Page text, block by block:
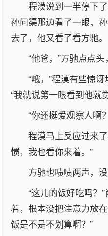
程漠说到一半停下
孙问渠那边看了一眼，
去了，他又看了看方驰。
“他爸，”方驰点点
“哦，”程漠有些惊
“我就说第一眼看到他就
“你还挺爱观察人啊
程漠马上反应过来
惯，我也看你来着。”
方驰也啧啧两声，没
“这儿的饭好吃吗？
着，根本没把注意力放
饭是不是不划算啊？”